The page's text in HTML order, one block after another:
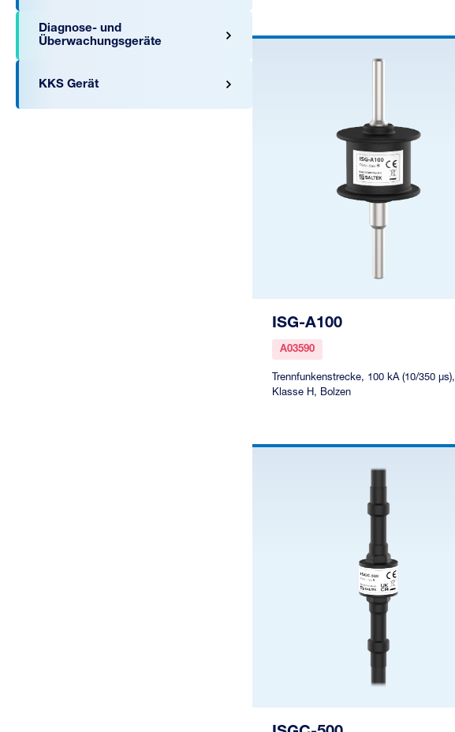
Diagnose- und
Überwachungsgeräte
KKS Gerät
ISG-A100
A03590
Trennfunkenstrecke, 100 kA (10/350 µs),
Klasse H, Bolzen